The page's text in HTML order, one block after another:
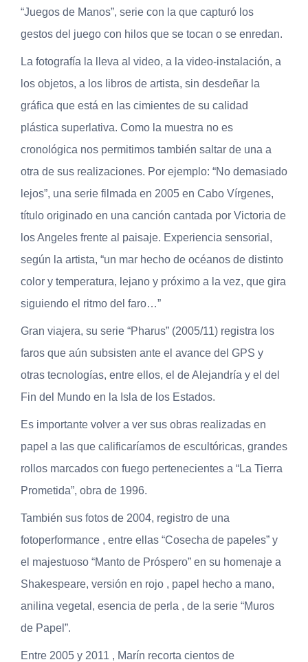
“Juegos de Manos”, serie con la que capturó los
gestos del juego con hilos que se tocan o se enredan.
La fotografía la lleva al video, a la video-instalación, a
los objetos, a los libros de artista, sin desdeñar la
gráfica que está en las cimientes de su calidad
plástica superlativa. Como la muestra no es
cronológica nos permitimos también saltar de una a
otra de sus realizaciones. Por ejemplo: “No demasiado
lejos”, una serie filmada en 2005 en Cabo Vírgenes,
título originado en una canción cantada por Victoria de
los Angeles frente al paisaje. Experiencia sensorial,
según la artista, “un mar hecho de océanos de distinto
color y temperatura, lejano y próximo a la vez, que gira
siguiendo el ritmo del faro…”
Gran viajera, su serie “Pharus” (2005/11) registra los
faros que aún subsisten ante el avance del GPS y
otras tecnologías, entre ellos, el de Alejandría y el del
Fin del Mundo en la Isla de los Estados.
Es importante volver a ver sus obras realizadas en
papel a las que calificaríamos de escultóricas, grandes
rollos marcados con fuego pertenecientes a “La Tierra
Prometida”, obra de 1996.
También sus fotos de 2004, registro de una
fotoperformance , entre ellas “Cosecha de papeles” y
el majestuoso “Manto de Próspero” en su homenaje a
Shakespeare, versión en rojo , papel hecho a mano,
anilina vegetal, esencia de perla , de la serie “Muros
de Papel”.
Entre 2005 y 2011 , Marín recorta cientos de